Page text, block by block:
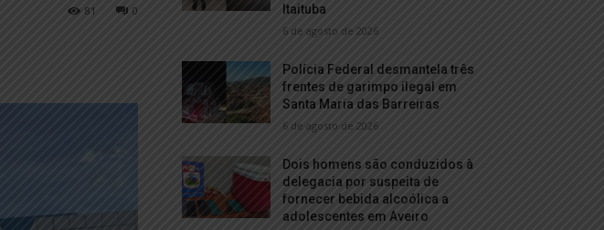
0
81
Itaituba
6 de agosto de 2026
Polícia Federal desmantela três
frentes de garimpo ilegal em
Santa Maria das Barreiras
6 de agosto de 2026
Dois homens são conduzidos à
delegacia por suspeita de
fornecer bebida alcoólica a
adolescentes em Aveiro